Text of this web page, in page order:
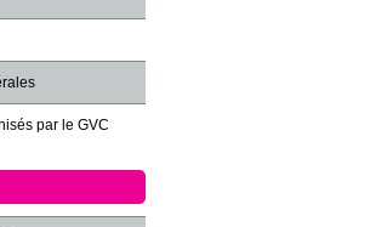
par le GVC